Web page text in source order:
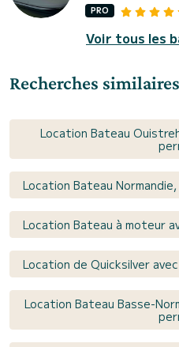
PRO
Voir tous les
Recherches similaires
Location Bateau
Location Bateau
Location Bateau à moteur
Location de Quicksilver
Location Bateau Basse-